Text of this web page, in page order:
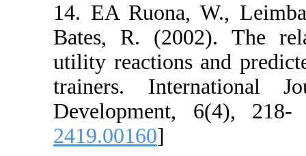
14. EA
Bates, R.
utility reactions
trainers.
2419.00160